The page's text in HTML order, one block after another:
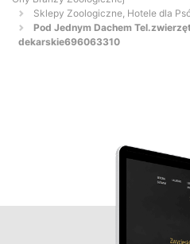
Sklepy Zoologiczne, Hotele dla
Pod Jednym Dachem
dekarskie696063310